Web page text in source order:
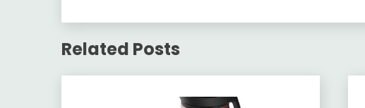
Related Posts